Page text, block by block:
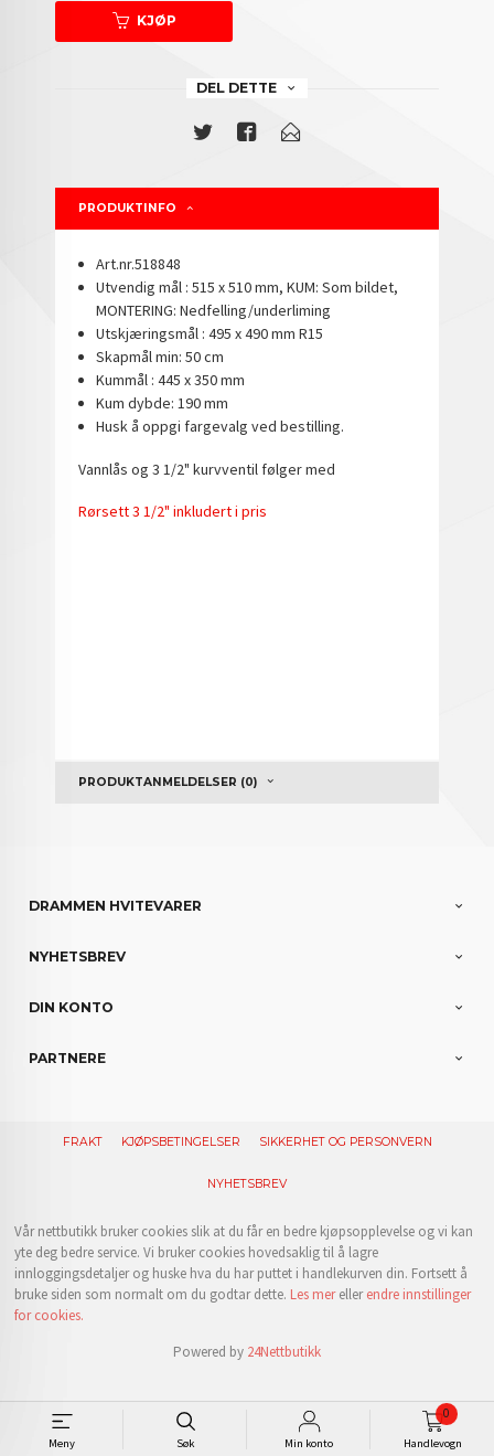
Meny Søk Min konto Handlevogn
0
KJØP
DEL DETTE
PRODUKTINFO
Art.nr.518848
Utvendig mål : 515 x 510 mm, KUM: Som bildet,
MONTERING: Nedfelling/underliming
Utskjæringsmål : 495 x 490 mm R15
Skapmål min: 50 cm
Kummål : 445 x 350 mm
Kum dybde: 190 mm
Husk å oppgi fargevalg ved bestilling.
Vannlås og 3 1/2" kurvventil følger med
Rørsett 3 1/2" inkludert i pris
PRODUKTANMELDELSER (0)
DRAMMEN HVITEVARER
NYHETSBREV
DIN KONTO
PARTNERE
FRAKT KJØPSBETINGELSER SIKKERHET OG PERSONVERN
NYHETSBREV
Vår nettbutikk bruker cookies slik at du får en bedre kjøpsopplevelse og vi kan
yte deg bedre service. Vi bruker cookies hovedsaklig til å lagre
innloggingsdetaljer og huske hva du har puttet i handlekurven din. Fortsett å
bruke siden som normalt om du godtar dette. Les merellerendre innstillinger
for cookies.
Powered by 24Nettbutikk